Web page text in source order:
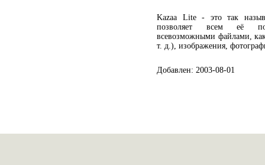
Kazaa Lite - это так
позволяет всем её
всевозможными файлами,
т. д.), изображения,
Добавлен: 2003-08-01